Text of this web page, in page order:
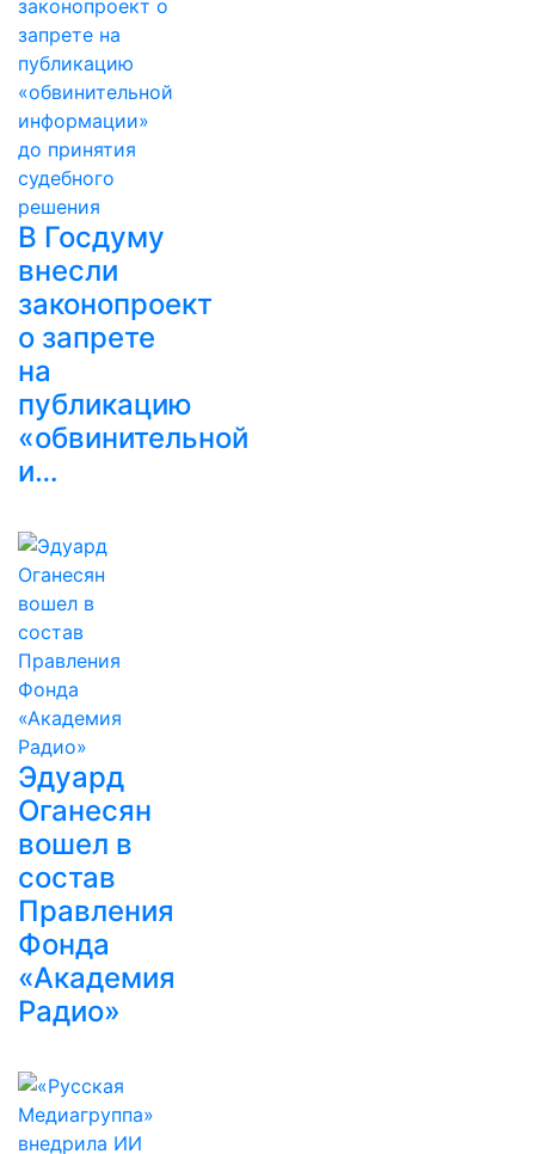
В Госдуму
внесли
законопроект
о запрете
на
публикацию
«обвинительной
и…
Эдуард
Оганесян
вошел в
состав
Правления
Фонда
«Академия
Радио»